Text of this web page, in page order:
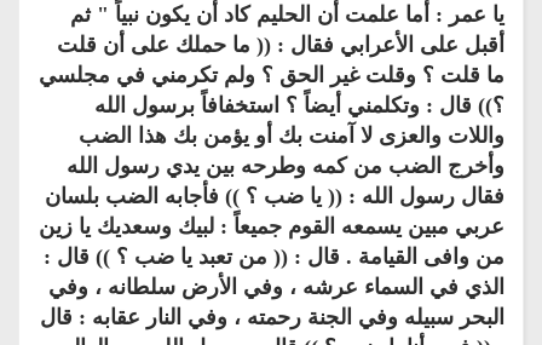
يا عمر : أما علمت أن الحليم كاد أن يكون نبياً " ثم
أقبل على الأعرابي فقال : (( ما حملك على أن قلت
ما قلت ؟ وقلت غير الحق ؟ ولم تكرمني في مجلسي
؟)) قال : وتكلمني أيضاً ؟ استخفافاً برسول الله
واللات والعزى لا آمنت بك أو يؤمن بك هذا الضب
وأخرج الضب من كمه وطرحه بين يدي رسول الله
فقال رسول الله : (( يا ضب ؟ )) فأجابه الضب بلسان
عربي مبين يسمعه القوم جميعاً : لبيك وسعديك يا زين
من وافى القيامة . قال : (( من تعبد يا ضب ؟ )) قال :
الذي في السماء عرشه ، وفي الأرض سلطانه ، وفي
البحر سبيله وفي الجنة رحمته ، وفي النار عقابه : قال